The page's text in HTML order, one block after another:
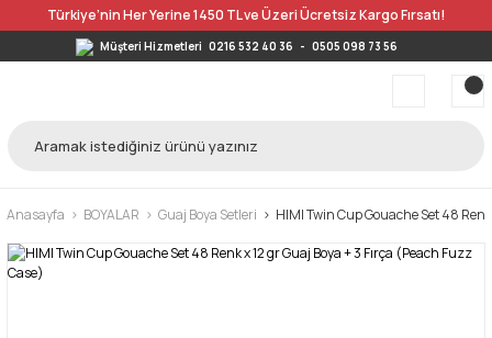
Türkiye’nin Her Yerine 1450 TL ve Üzeri Ücretsiz Kargo Fırsatı!
Müşteri Hizmetleri 0216 532 40 36 - 0505 098 73 56
Anasayfa BOYALAR Guaj Boya Setleri HIMI Twin Cup Gouache Set 48